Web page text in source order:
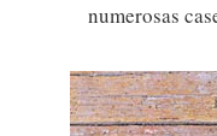
numerosas